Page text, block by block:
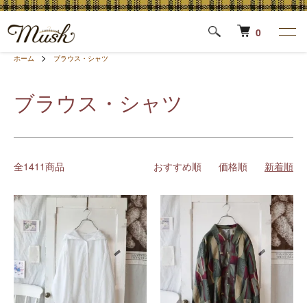
0
ホーム ブラウス・シャツ
ブラウス・シャツ
全1411商品 おすすめ順 価格順 新着順